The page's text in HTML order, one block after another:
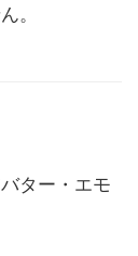
。
ター・エモ